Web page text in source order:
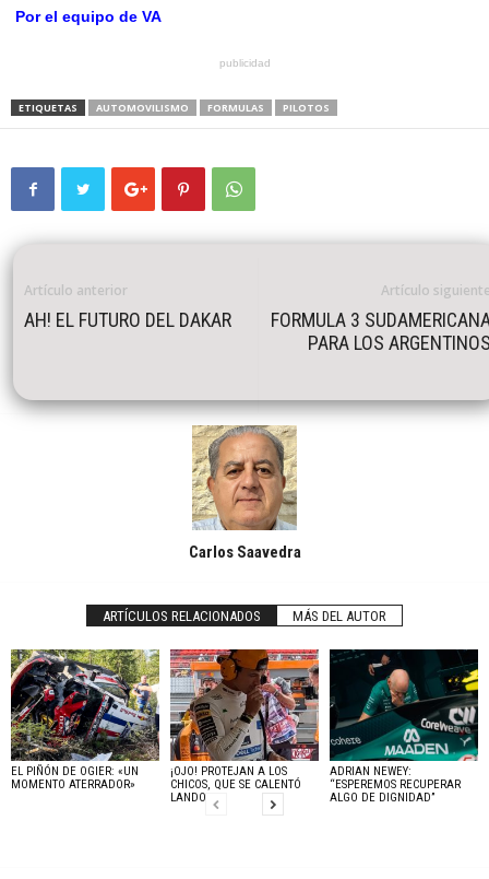
Por el equipo de VA
publicidad
ETIQUETAS AUTOMOVILISMO FORMULAS PILOTOS
Artículo anterior
AH! EL FUTURO DEL DAKAR
Artículo
FORMULA 3
PARA LOS
Carlos Saavedra
ARTÍCULOS RELACIONADOS MÁS DEL AUTOR
EL PIÑÓN DE OGIER: «UN
MOMENTO ATERRADOR»
¡OJO! PROTEJAN A LOS
CHICOS, QUE SE CALENTÓ
LANDO
ADRIAN NEWEY:
“ESPEREMOS RECUPERAR
ALGO DE DIGNIDAD”